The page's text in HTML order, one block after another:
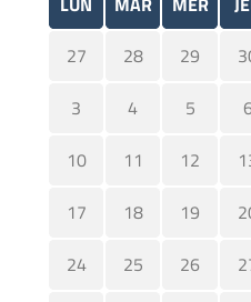
27
28 29
3
4 5
10
11 12
17
18 19
24
25 26